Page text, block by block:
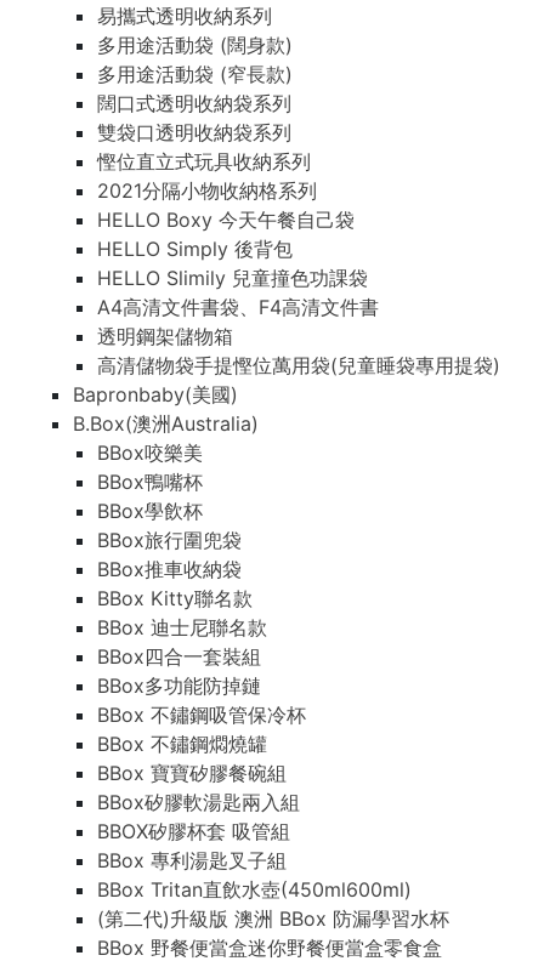
易攜式透明收納系列
多用途活動袋 (闊身款)
多用途活動袋 (窄長款)
闊口式透明收納袋系列
雙袋口透明收納袋系列
慳位直立式玩具收納系列
2021分隔小物收納格系列
HELLO Boxy 今天午餐自己袋
HELLO Simply 後背包
HELLO Slimily 兒童撞色功課袋
A4高清文件書袋、F4高清文件書
透明鋼架儲物箱
高清儲物袋手提慳位萬用袋(兒童睡袋專用提袋)
Bapronbaby(美國)
B.Box(澳洲Australia)
BBox咬樂美
BBox鴨嘴杯
BBox學飲杯
BBox旅行圍兜袋
BBox推車收納袋
BBox Kitty聯名款
BBox 迪士尼聯名款
BBox四合一套裝組
BBox多功能防掉鏈
BBox 不鏽鋼吸管保冷杯
BBox 不鏽鋼燜燒罐
BBox 寶寶矽膠餐碗組
BBox矽膠軟湯匙兩入組
BBOX矽膠杯套 吸管組
BBox 專利湯匙叉子組
BBox Tritan直飲水壺(450ml600ml)
(第二代)升級版 澳洲 BBox 防漏學習水杯
BBox 野餐便當盒迷你野餐便當盒零食盒